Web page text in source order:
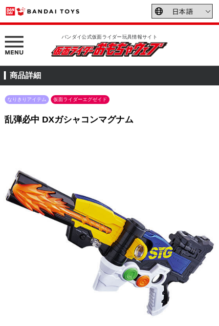
バンダイ公式仮面ライダー玩具情報サイト
商品詳細
なりきりアイテム 仮面ライダーエグゼイド
乱弾必中 DXガシャコンマグナム